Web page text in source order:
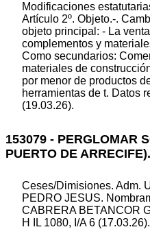
Modificaciones
Artículo 2º. Objeto.-.
objeto principal: - La
complementos y
Como secundarios:
materiales de
por menor de productos
herramientas de t. Datos
(19.03.26).
153079 - PERGLOMAR
PUERTO DE ARRECIFE).
Ceses/Dimisiones. Adm.
PEDRO JESUS.
CABRERA BETANCOR
H IL 1080, I/A 6 (17.03.26).